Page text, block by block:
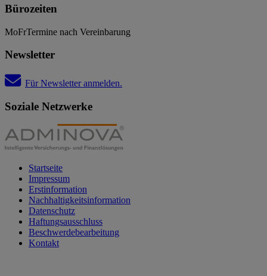
Bürozeiten
MoFrTermine nach Vereinbarung
Newsletter
Für Newsletter anmelden.
Soziale Netzwerke
Startseite
Impressum
Erstinformation
Nachhaltigkeitsinformation
Datenschutz
Haftungsausschluss
Beschwerdebearbeitung
Kontakt